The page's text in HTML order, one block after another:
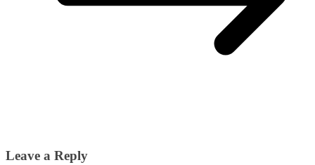
Leave a Reply